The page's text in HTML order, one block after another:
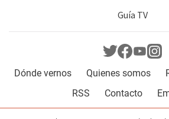
Guía TV
Dónde vernos Quienes somos
RSS
Contacto